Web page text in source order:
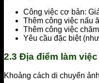
Công việc cơ bản:
Thêm công việc nấu
Thêm công việc
Yêu cầu đặc biệt
2.3 Địa điểm làm việc
Khoảng cách di chuyển